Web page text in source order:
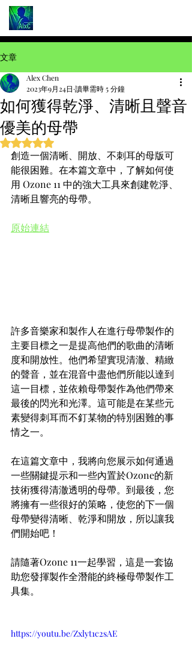
文章
如何獲得乾淨、清晰且聲音
優美的母帶
Alex Chen
2023年9月24日 讀畢需時 5 分鐘
評等為 NaN（最高為 5 顆星）。
創造一個清晰、開放、不刺耳的母版可
能很困難。在本篇文章中，了解如何使
用 Ozone 11 中的強大工具來創建乾淨、
清晰且響亮的母帶。
原始連結
許多音樂家和製作人在進行母帶製作的
主要目標之一是提高他們的歌曲的清晰
度和開放性。他們希望實現清澈、精緻
的聲音，並在混音中盡他們所能以達到
這一目標，並依賴母帶製作為他們帶來
最後的閃光和光澤。這可能是在某些元
素變得刺耳而不釘某物的特別困難的事
情之一。
在這篇文章中，我將向您展示如何通過
一些關鍵提示和一些內置於Ozone的新
技術獲得清澈透明的母帶。到最後，您
將擁有一些很好的策略，使您的下一個
母帶變得清晰、乾淨和開放，所以讓我
們開始吧！
請隨著Ozone 11一起學習，這是一套協
助您發揮製作全潛能的終極母帶製作工
具集。
https://youtu.be/Zxlyt1c2sAE